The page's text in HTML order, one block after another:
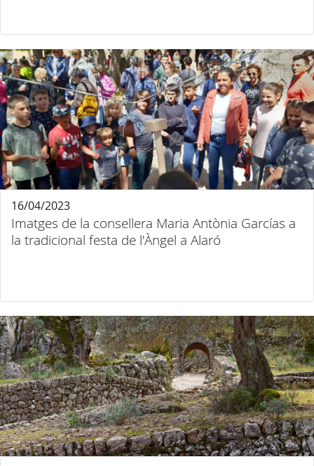
Imatges de la consellera Maria Antònia Garcías a
la tradicional festa de l'Àngel a Alaró
16/04/2023